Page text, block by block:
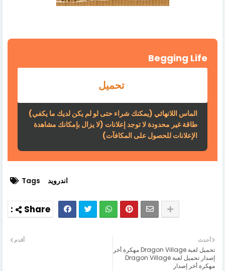
Begging Life
تحميل
الماس اللانهائي (يمكنك شراء حتى لو لم يكن لديك ما يكفي)
طاقة غير محدودة لا توجد إعلانات (لا يزال بإمكانك مشاهدة
الإعلانات للحصول على المكافآت)
Tags اندرويد
أحدث
تحميل لعبة Dragon Village مهكرة أخر
إصدار تحميل لعبة Dragon Village
مهكرة أخر إصدار
أقدم